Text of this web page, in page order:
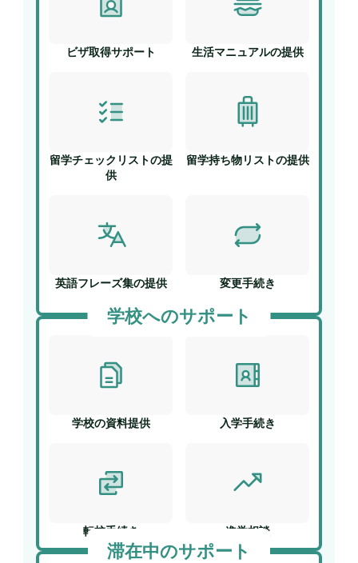
ビザ取得サポート 生活マニュアルの提供
留学チェックリストの提
供
留学持ち物リストの提供
英語フレーズ集の提供 変更手続き
学校へのサポート
学校の資料提供 入学手続き
転校手続き 進学相談
滞在中のサポート